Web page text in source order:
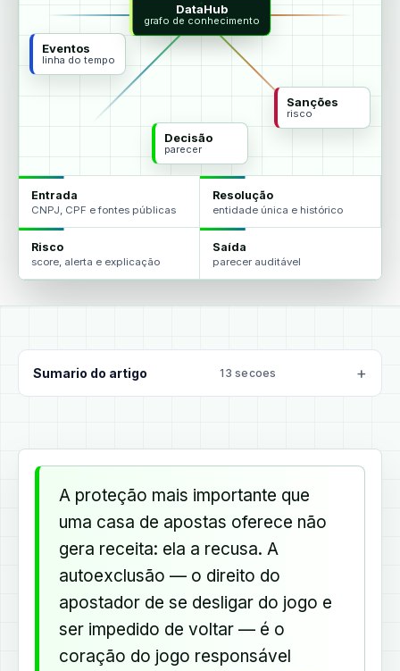
Eventos
linha do tempo
Sanções
risco
agentes
Decisão
parecer
DataHub
grafo de conhecimento
Entrada
CNPJ, CPF e fontes públicas
Resolução
entidade única e histórico
Risco
score, alerta e explicação
Saída
parecer auditável
Sumario do artigo 13 secoes
A proteção mais importante que
uma casa de apostas oferece não
gera receita: ela a recusa. A
autoexclusão — o direito do
apostador de se desligar do jogo e
ser impedido de voltar — é o
coração do jogo responsável